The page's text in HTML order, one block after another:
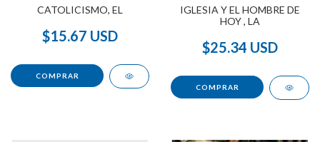
CATOLICISMO, EL
$15.67 USD
IGLESIA Y EL HOMBRE DE
HOY , LA
$25.34 USD